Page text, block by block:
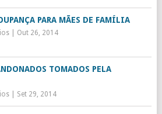
PARA MÃES DE FAMÍLIA
| Out 26, 2014
TOMADOS PELA
| Set 29, 2014